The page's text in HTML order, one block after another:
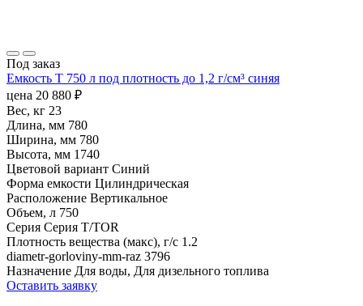
Под заказ
Емкость T 750 л под плотность до 1,2 г/см³ синяя
цена 20 880 ₽
Вес, кг 23
Длина, мм 780
Ширина, мм 780
Высота, мм 1740
Цветовой вариант Синий
Форма емкости Цилиндрическая
Расположение Вертикальное
Объем, л 750
Серия Серия T/TOR
Плотность вещества (макс), г/с 1.2
diametr-gorloviny-mm-raz 3796
Назначение Для воды, Для дизельного топлива
Оставить заявку